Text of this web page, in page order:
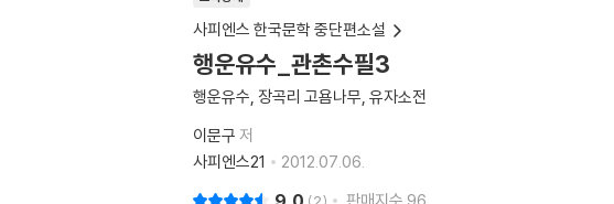
사피엔스 한국문학 중단편소설
행운유수_관촌수필3
행운유수, 장곡리 고욤나무, 유자소전
이문구 저
사피엔스21
2012.07.06.